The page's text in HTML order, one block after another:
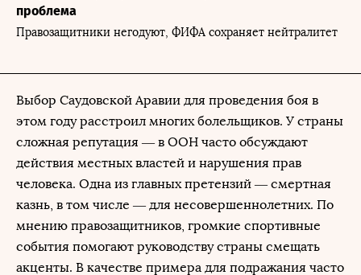
проблема
Правозащитники негодуют, ФИФА сохраняет нейтралитет
Выбор Саудовской Аравии для проведения боя в
этом году расстроил многих болельщиков. У страны
сложная репутация — в ООН часто обсуждают
действия местных властей и нарушения прав
человека. Одна из главных претензий — смертная
казнь, в том числе — для несовершеннолетних. По
мнению правозащитников, громкие спортивные
события помогают руководству страны смещать
акценты. В качестве примера для подражания часто